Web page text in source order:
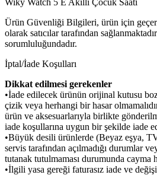
Ürün Güvenliği Bilgileri, ürün için
olarak satıcılar tarafından
sorumluluğundadır.
İptal/İade Koşulları
Dikkat edilmesi gerekenler
•İade edilecek ürünün orijinal kutusu
çizik veya herhangi bir hasar
ürün ve aksesuarlarıyla birlikte
iade koşullarına uygun bir şekilde iade
•Büyük desili ürünlerde (Beyaz eşya,
servis tarafından açılmadığı durumlar
tutanak tutulmaması durumunda cayma
•İlgili yasa gereği faturasız iade ve